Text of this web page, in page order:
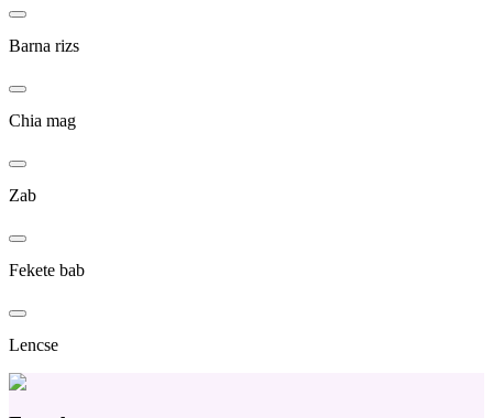
Barna rizs
Chia mag
Zab
Fekete bab
Lencse